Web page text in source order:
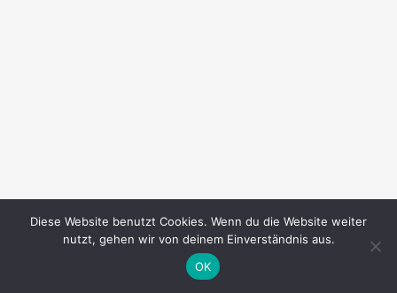
Diese Website benutzt Cookies. Wenn du die Website weiter
nutzt, gehen wir von deinem Einverständnis aus.
OK